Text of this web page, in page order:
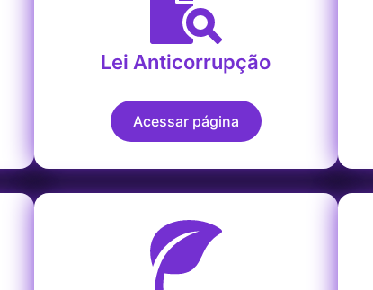
Lei Anticorrupção
Acessar página